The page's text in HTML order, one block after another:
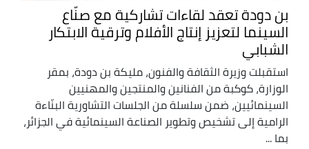
بن دودة تعقد لقاءات تشاركية مع صنّاع
السينما لتعزيز إنتاج الأفلام وترقية الابتكار
الشبابي
استقبلت وزيرة الثقافة والفنون، مليكة بن دودة، بمقر
الوزارة، كوكبة من الفنانين والمنتجين والمهنيين
السينمائيين، ضمن سلسلة من الجلسات التشاورية البنّاءة
الرامية إلى تشخيص وتطوير الصناعة السينمائية في الجزائر،
بما ...